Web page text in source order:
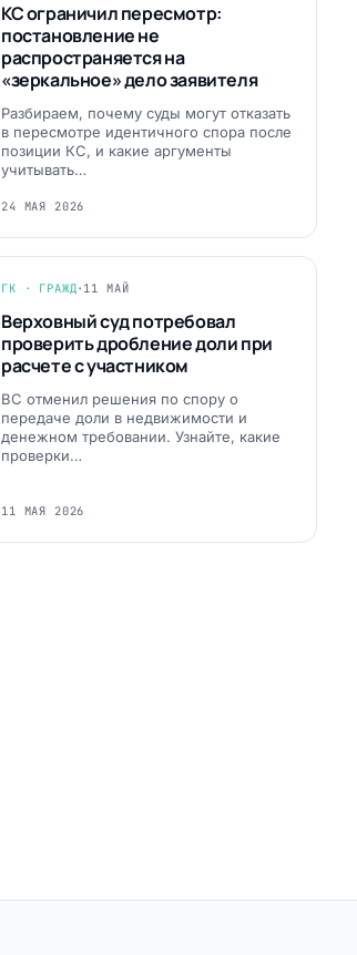
КС ограничил пересмотр:
постановление не
распространяется на
«зеркальное» дело заявителя
Разбираем, почему суды могут отказать
в пересмотре идентичного спора после
позиции КС, и какие аргументы
учитывать…
24 МАЯ 2026
ГК · ГРАЖД· 11 МАЙ
Верховный суд потребовал
проверить дробление доли при
расчете с участником
ВС отменил решения по спору о
передаче доли в недвижимости и
денежном требовании. Узнайте, какие
проверки…
11 МАЯ 2026